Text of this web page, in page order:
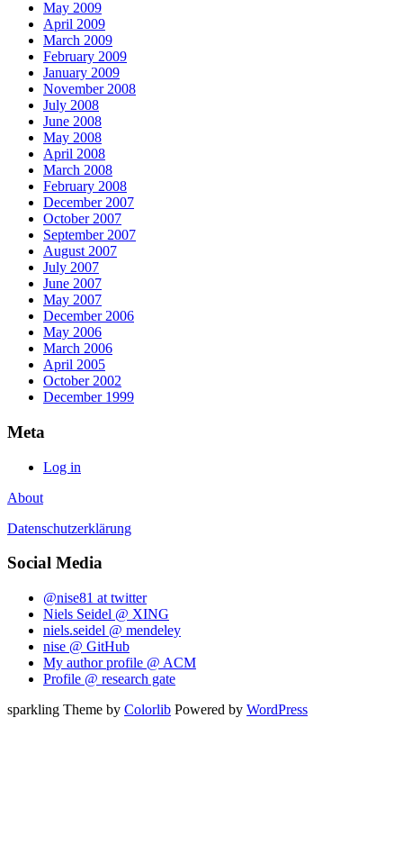
May 2009
April 2009
March 2009
February 2009
January 2009
November 2008
July 2008
June 2008
May 2008
April 2008
March 2008
February 2008
December 2007
October 2007
September 2007
August 2007
July 2007
June 2007
May 2007
December 2006
May 2006
March 2006
April 2005
October 2002
December 1999
Meta
Log in
About
Datenschutzerklärung
Social Media
@nise81 at twitter
Niels Seidel @ XING
niels.seidel @ mendeley
nise @ GitHub
My author profile @ ACM
Profile @ research gate
sparkling Theme by Colorlib Powered by WordPress